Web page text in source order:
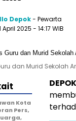
Depok- Pewarta
April 2025 - 14:17 WIB
dan Murid Sekolah
DEPOK
Kota
Pers,